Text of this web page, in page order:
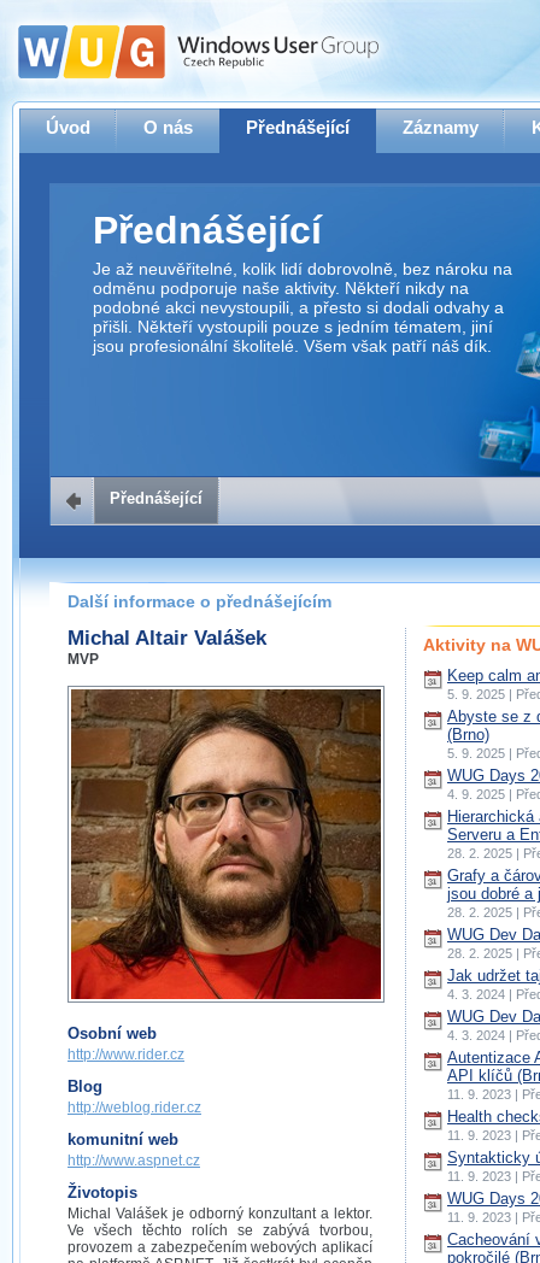
Úvod O nás Přednášející Záznamy
Přednášející
Je až neuvěřitelné, kolik lidí dobrovolně, bez nároku na
odměnu podporuje naše aktivity. Někteří nikdy na
podobné akci nevystoupili, a přesto si dodali odvahy a
přišli. Někteří vystoupili pouze s jedním tématem, jiní
jsou profesionální školitelé. Všem však patří náš dík.
Přednášející
Další informace o přednášejícím
Michal Altair Valášek
MVP
Osobní web
http://www.rider.cz
Blog
http://weblog.rider.cz
komunitní web
http://www.aspnet.cz
Životopis
Michal Valášek je odborný konzultant a lektor.
Ve všech těchto rolích se zabývá tvorbou,
provozem a zabezpečením webových aplikací
Aktivity na
Keep calm
5. 9. 2025 |
Abyste se z
(Brno)
5. 9. 2025 |
WUG Days
4. 9. 2025 |
Serveru a
28. 2. 2025 |
Grafy a
jsou dobré a
28. 2. 2025 |
WUG Dev
28. 2. 2025 |
Jak udržet
4. 3. 2024 |
WUG Dev
4. 3. 2024 |
Autentizace
API klíčů
11. 9. 2023 |
Health
11. 9. 2023 |
Syntakticky
11. 9. 2023 |
WUG Days
11. 9. 2023 |
Cacheování
pokročilé